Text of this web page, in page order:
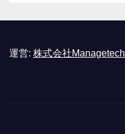
運営: 株式会社Managetech